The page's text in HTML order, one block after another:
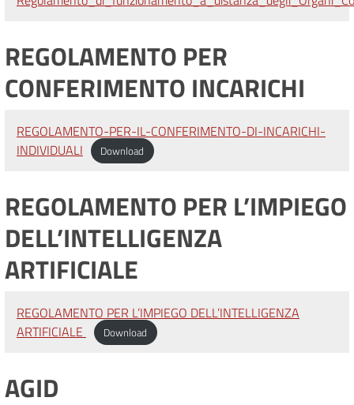
REGOLAMENTO PER
CONFERIMENTO INCARICHI
REGOLAMENTO-PER-IL-CONFERIMENTO-DI-INCARICHI-
INDIVIDUALI
Download
REGOLAMENTO PER L’IMPIEGO
DELL’INTELLIGENZA
ARTIFICIALE
REGOLAMENTO PER L’IMPIEGO DELL’INTELLIGENZA
ARTIFICIALE
Download
AGID